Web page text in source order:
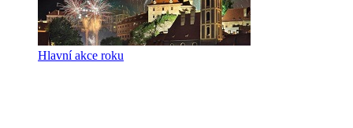
Hlavní akce roku